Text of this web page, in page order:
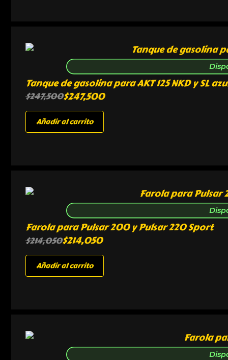
Tanque de gasolina para AKT 125 NKD y SL
$247,500$247,500
Añadir al carrito
Farola para Pulsar 200 y Pulsar 220 Sport
$214,050$214,050
Añadir al carrito